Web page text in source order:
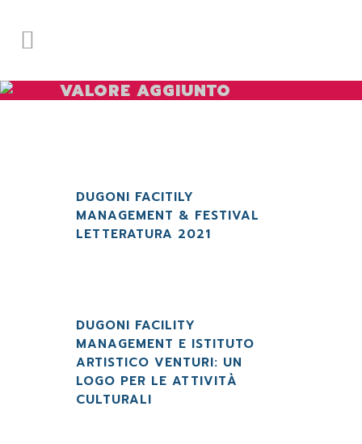
VALORE AGGIUNTO
DUGONI FACITILY
MANAGEMENT & FESTIVAL
LETTERATURA 2021
DUGONI FACILITY
MANAGEMENT E ISTITUTO
ARTISTICO VENTURI: UN
LOGO PER LE ATTIVITÀ
CULTURALI